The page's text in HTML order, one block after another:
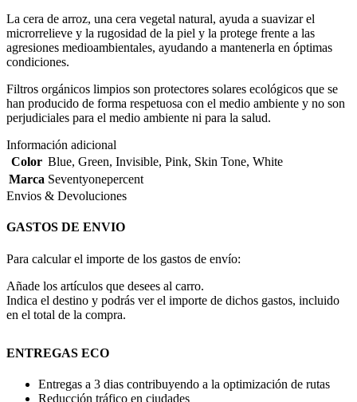
La cera de arroz, una cera vegetal natural, ayuda a suavizar el
microrrelieve y la rugosidad de la piel y la protege frente a las
agresiones medioambientales, ayudando a mantenerla en óptimas
condiciones.
Filtros orgánicos limpios son protectores solares ecológicos que se
han producido de forma respetuosa con el medio ambiente y no son
perjudiciales para el medio ambiente ni para la salud.
Información adicional
Color Blue, Green, Invisible, Pink, Skin Tone, White
Marca Seventyonepercent
Envios & Devoluciones
GASTOS DE ENVIO
Para calcular el importe de los gastos de envío:
Añade los artículos que desees al carro.
Indica el destino y podrás ver el importe de dichos gastos, incluido
en el total de la compra.
ENTREGAS ECO
Entregas a 3 dias contribuyendo a la optimización de rutas
Reducción tráfico en ciudades